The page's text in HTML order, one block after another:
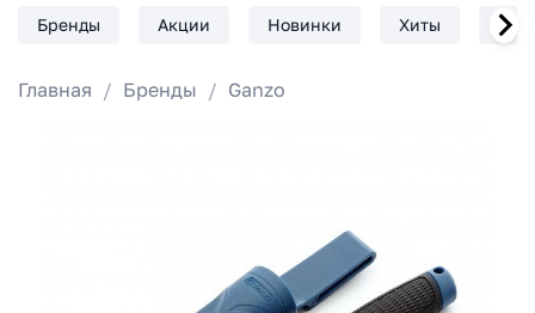
Бренды Акции Новинки Хиты
Главная Бренды Ganzo